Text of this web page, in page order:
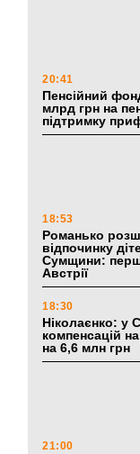
20:41
Пенсійний
млрд грн на
підтримку
18:53
Романько
відпочинку
Сумщини:
Австрії
18:30
Ніколаєнко: у
компенсацій
на 6,6 млн грн
21:00